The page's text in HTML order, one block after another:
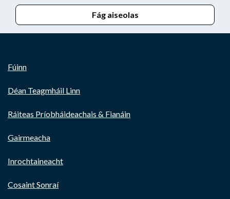
Fág aiseolas
Fúinn
Déan Teagmháil Linn
Ráiteas Príobháideachais & Fianáin
Gairmeacha
Inrochtaineacht
Cosaint Sonraí